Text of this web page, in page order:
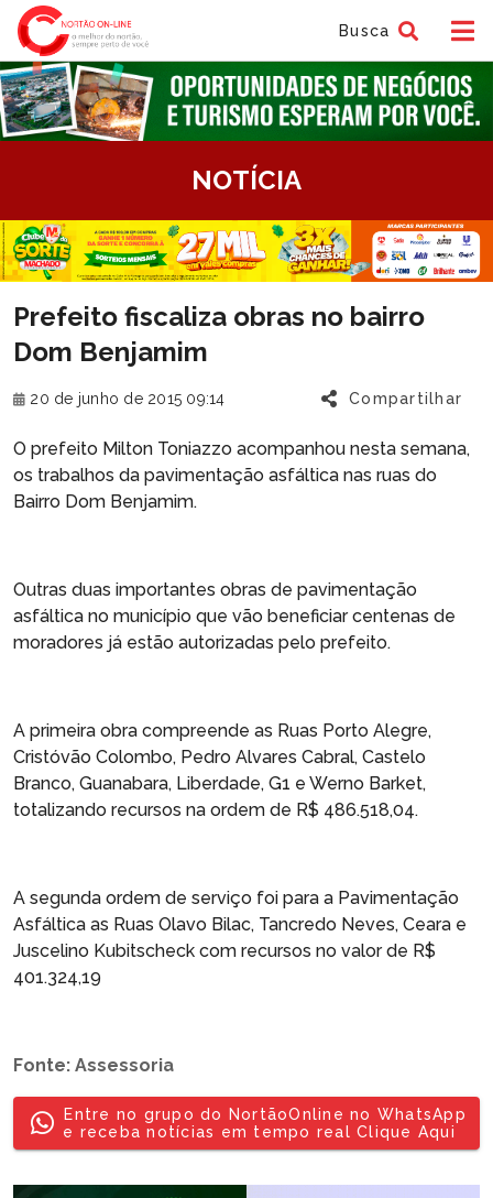
Busca
NOTÍCIA
Prefeito fiscaliza obras no bairro
Dom Benjamim
20 de junho de 2015 09:14 Compartilhar
O prefeito Milton Toniazzo acompanhou nesta semana,
os trabalhos da pavimentação asfáltica nas ruas do
Bairro Dom Benjamim.
Outras duas importantes obras de pavimentação
asfáltica no município que vão beneficiar centenas de
moradores já estão autorizadas pelo prefeito.
A primeira obra compreende as Ruas Porto Alegre,
Cristóvão Colombo, Pedro Alvares Cabral, Castelo
Branco, Guanabara, Liberdade, G1 e Werno Barket,
totalizando recursos na ordem de R$ 486.518,04.
A segunda ordem de serviço foi para a Pavimentação
Asfáltica as Ruas Olavo Bilac, Tancredo Neves, Ceara e
Juscelino Kubitscheck com recursos no valor de R$
401.324,19
Fonte: Assessoria
Entre no grupo do NortãoOnline no WhatsApp
e receba notícias em tempo real Clique Aqui